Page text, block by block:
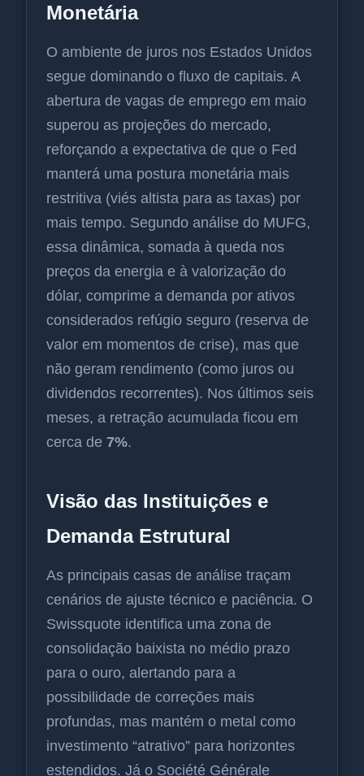
Monetária
O ambiente de juros nos Estados Unidos
segue dominando o fluxo de capitais. A
abertura de vagas de emprego em maio
superou as projeções do mercado,
reforçando a expectativa de que o Fed
manterá uma postura monetária mais
restritiva (viés altista para as taxas) por
mais tempo. Segundo análise do MUFG,
essa dinâmica, somada à queda nos
preços da energia e à valorização do
dólar, comprime a demanda por ativos
considerados refúgio seguro (reserva de
valor em momentos de crise), mas que
não geram rendimento (como juros ou
dividendos recorrentes). Nos últimos seis
meses, a retração acumulada ficou em
cerca de 7%.
Visão das Instituições e
Demanda Estrutural
As principais casas de análise traçam
cenários de ajuste técnico e paciência. O
Swissquote identifica uma zona de
consolidação baixista no médio prazo
para o ouro, alertando para a
possibilidade de correções mais
profundas, mas mantém o metal como
investimento “atrativo” para horizontes
estendidos. Já o Société Générale